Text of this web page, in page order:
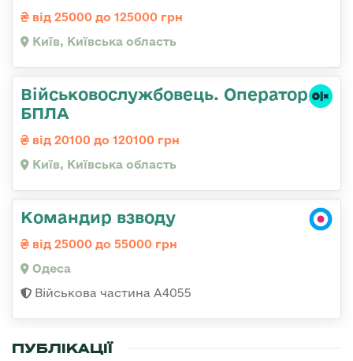
від 25000 до 125000 грн
Київ, Київська область
Військовослужбовець. Оператор
БПЛА
від 20100 до 120100 грн
Київ, Київська область
Командир взводу
від 25000 до 55000 грн
Одеса
Військова частина А4055
ПУБЛІКАЦІЇ